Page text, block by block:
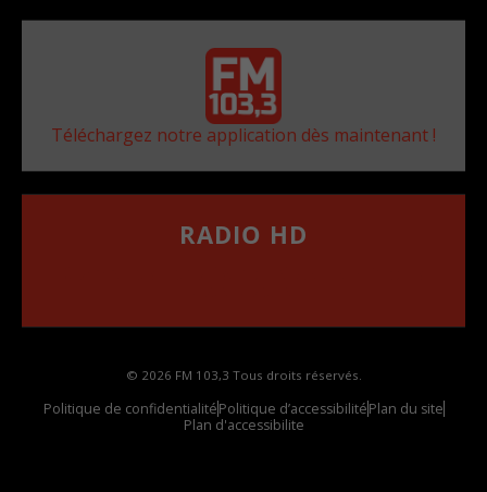
Téléchargez notre application dès maintenant !
RADIO HD
© 2026 FM 103,3 Tous droits réservés.
Politique de confidentialitéPolitique d’accessibilitéPlan du site
Plan d'accessibilite